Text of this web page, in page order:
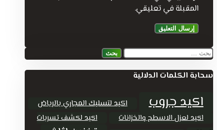
المقبلة في تعليقي.
البحث
سحابة الكلمات الدلالية
اكيد جروب اكيد لتسليك المجاري بالرياض
اكيد لعزل الاسطح والخزانات
اكيد لكشف تسربات